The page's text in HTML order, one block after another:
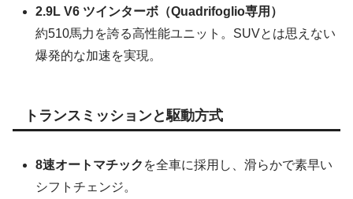
2.9L V6 ツインターボ（Quadrifoglio専用）
約510馬力を誇る高性能ユニット。SUVとは思えない
爆発的な加速を実現。
トランスミッションと駆動方式
8速オートマチック を全車に採用し、滑らかで素早い
シフトチェンジ。